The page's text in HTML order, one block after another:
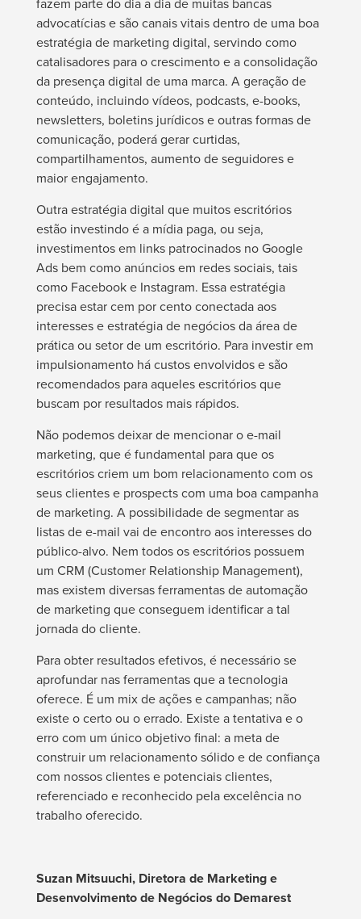
fazem parte do dia a dia de muitas bancas
advocatícias e são canais vitais dentro de uma boa
estratégia de marketing digital, servindo como
catalisadores para o crescimento e a consolidação
da presença digital de uma marca. A geração de
conteúdo, incluindo vídeos, podcasts, e-books,
newsletters, boletins jurídicos e outras formas de
comunicação, poderá gerar curtidas,
compartilhamentos, aumento de seguidores e
maior engajamento.
Outra estratégia digital que muitos escritórios
estão investindo é a mídia paga, ou seja,
investimentos em links patrocinados no Google
Ads bem como anúncios em redes sociais, tais
como Facebook e Instagram. Essa estratégia
precisa estar cem por cento conectada aos
interesses e estratégia de negócios da área de
prática ou setor de um escritório. Para investir em
impulsionamento há custos envolvidos e são
recomendados para aqueles escritórios que
buscam por resultados mais rápidos.
Não podemos deixar de mencionar o e-mail
marketing, que é fundamental para que os
escritórios criem um bom relacionamento com os
seus clientes e prospects com uma boa campanha
de marketing. A possibilidade de segmentar as
listas de e-mail vai de encontro aos interesses do
público-alvo. Nem todos os escritórios possuem
um CRM (Customer Relationship Management),
mas existem diversas ferramentas de automação
de marketing que conseguem identificar a tal
jornada do cliente.
Para obter resultados efetivos, é necessário se
aprofundar nas ferramentas que a tecnologia
oferece. É um mix de ações e campanhas; não
existe o certo ou o errado. Existe a tentativa e o
erro com um único objetivo final: a meta de
construir um relacionamento sólido e de confiança
com nossos clientes e potenciais clientes,
referenciado e reconhecido pela excelência no
trabalho oferecido.
Suzan Mitsuuchi, Diretora de Marketing e
Desenvolvimento de Negócios do Demarest